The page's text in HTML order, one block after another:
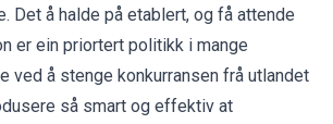
Det å halde på etablert, og få attende
er ein priortert politikk i mange
ved å stenge konkurransen frå utlandet
så smart og effektiv at